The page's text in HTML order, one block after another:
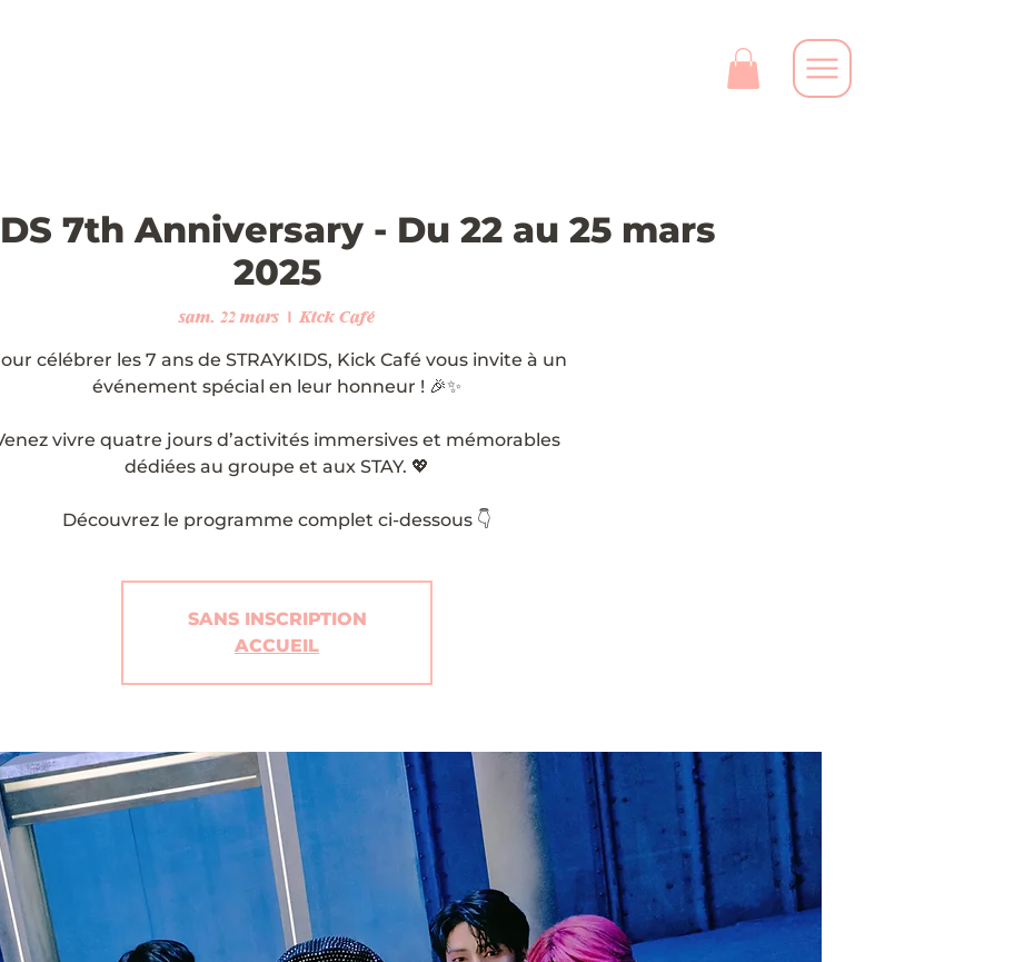
7th Anniversary - Du 22 au 25 mars
2025
sam. 22 mars
  |
Kick Café
célébrer les 7 ans de STRAYKIDS, Kick Café vous invite à un
événement spécial en leur honneur ! 🎉✨
vivre quatre jours d’activités immersives et mémorables
dédiées au groupe et aux STAY. 💖
Découvrez le programme complet ci-dessous 👇
SANS INSCRIPTION
ACCUEIL